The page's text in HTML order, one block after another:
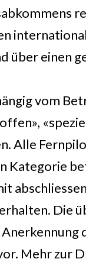
über einen
vom
Alle
Kategorie
Die
Mehr zur